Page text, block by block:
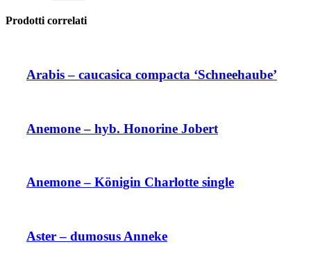
Prodotti correlati
Arabis – caucasica compacta ‘Schneehaube’
Anemone – hyb. Honorine Jobert
Anemone – Königin Charlotte single
Aster – dumosus Anneke